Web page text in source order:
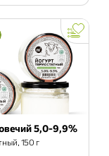
5,0-9,9%
150 г